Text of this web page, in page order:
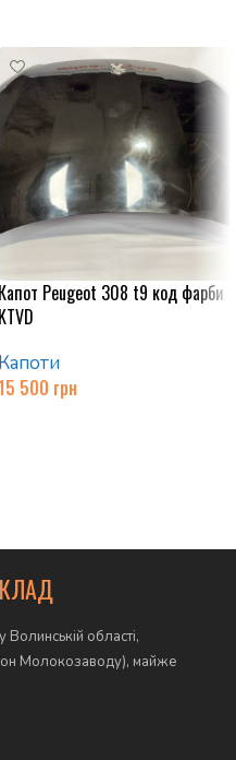
Капот Peugeot 308 t9 код фарби
KTVD
Капоти
15 500 грн
області,
Молокозаводу), майже